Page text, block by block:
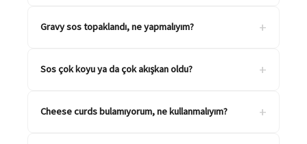
Gravy sos topaklandı, ne yapmalıyım? +
Sos çok koyu ya da çok akışkan oldu? +
Cheese curds bulamıyorum, ne kullanmalıyım? +